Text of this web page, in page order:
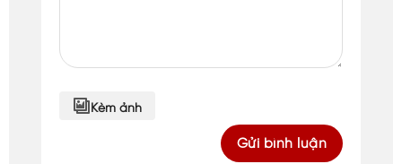
Kèm ảnh